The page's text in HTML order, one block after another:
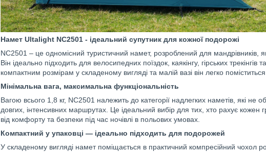
Намет Ultalight NC2501 - ідеальний супутник для кожної подорожі
NC2501 – це одномісний туристичний намет, розроблений для мандрівників, які
Він ідеально підходить для велосипедних поїздок, каякінгу, гірських трекінгів
компактним розмірам у складеному вигляді та малій вазі він легко
Мінімальна вага, максимальна функціональність
Вагою всього 1,8 кг, NC2501 належить до категорії надлегких наметів, які не
довгих, інтенсивних маршрутах. Це ідеальний вибір для тих, хто рахує кожен
від комфорту та безпеки під час ночівлі в польових умовах.
Компактний у упаковці — ідеально підходить для подорожей
У складеному вигляді намет поміщається в практичний компресійний чохол